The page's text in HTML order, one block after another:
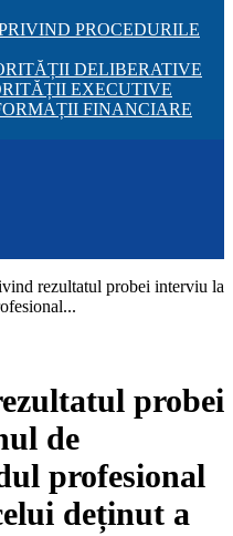
PROCEDURILE
DELIBERATIVE
EXECUTIVE
FINANCIARE
rezultatul probei interviu la
probei
de
profesional
deținut a